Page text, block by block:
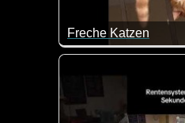
Freche Katzen
Eine tolle